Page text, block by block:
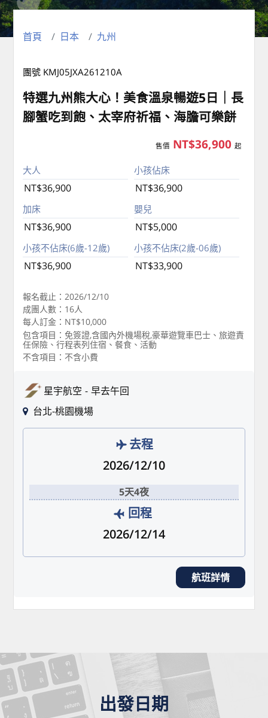
首頁 日本 九州
團號 KMJ05JXA261210A
特選九州熊大心！美食溫泉暢遊5日｜長
腳蟹吃到飽、太宰府祈福、海膽可樂餅
售價 NT$36,900 起
大人
NT$36,900
小孩佔床
NT$36,900
加床
NT$36,900
嬰兒
NT$5,000
小孩不佔床(6歲-12歲)
NT$36,900
小孩不佔床(2歲-06歲)
NT$33,900
報名截止：2026/12/10
成團人數：16人
每人訂金：NT$10,000
包含項目：免簽證,含國內外機場稅,豪華遊覽車巴士、旅遊責
任保險、行程表列住宿、餐食、活動
不含項目：不含小費
星宇航空
早去午回
台北-桃園機場
去程
2026/12/10
5天4夜
回程
2026/12/14
航班詳情
出發日期